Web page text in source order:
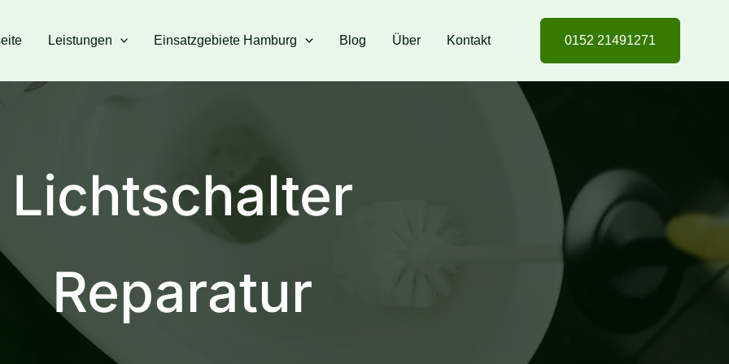
Leistungen Einsatzgebiete Hamburg Blog Über Kontakt 0152 21491271
Lichtschalter
Reparatur